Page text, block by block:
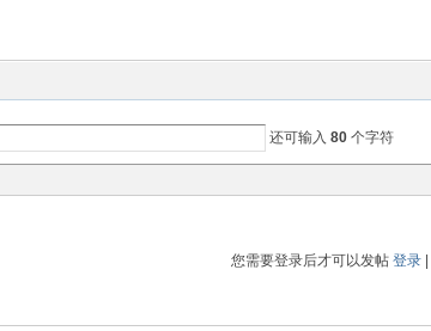
还可输入 80 个字符
您需要登录后才可以发帖 登录